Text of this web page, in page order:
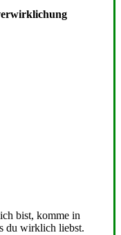
bist, komme in
du wirklich liebst.